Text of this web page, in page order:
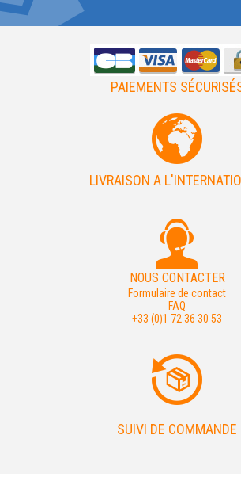
PAIEMENTS
LIVRAISON A
NOUS CONTACTER
Formulaire de contact
FAQ
+33 (0)1 72 36 30 53
SUIVI DE COMMANDE